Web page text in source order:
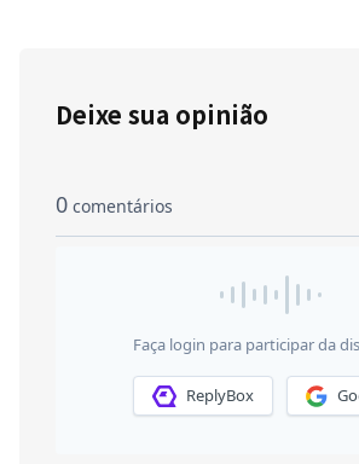
Deixe sua opinião